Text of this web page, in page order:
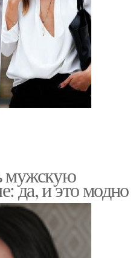
мужскую
да, и это модно